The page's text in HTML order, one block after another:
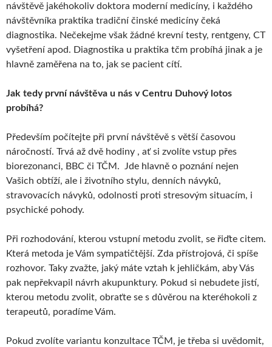
návštěvě jakéhokoliv doktora moderní medicíny, i každého
návštěvníka praktika tradiční činské medicíny čeká
diagnostika. Nečekejme však žádné krevní testy, rentgeny, CT
vyšetření apod. Diagnostika u praktika tčm probíhá jinak a je
hlavně zaměřena na to, jak se pacient cítí.
Jak tedy první návštěva u nás v Centru Duhový lotos
probíhá?
Především počítejte při první návštěvě s větší časovou
náročností. Trvá až dvě hodiny , ať si zvolíte vstup přes
biorezonanci, BBC či TČM. Jde hlavně o poznání nejen
Vašich obtíží, ale i životního stylu, denních návyků,
stravovacích návyků, odolnosti proti stresovým situacím, i
psychické pohody.
Při rozhodování, kterou vstupní metodu zvolit, se řiďte citem.
Která metoda je Vám sympatičtější. Zda přístrojová, či spíše
rozhovor. Taky zvažte, jaký máte vztah k jehličkám, aby Vás
pak nepřekvapil návrh akupunktury. Pokud si nebudete jistí,
kterou metodu zvolit, obraťte se s důvěrou na kteréhokoli z
terapeutů, poradíme Vám.
Pokud zvolíte variantu konzultace TČM, je třeba si uvědomit,